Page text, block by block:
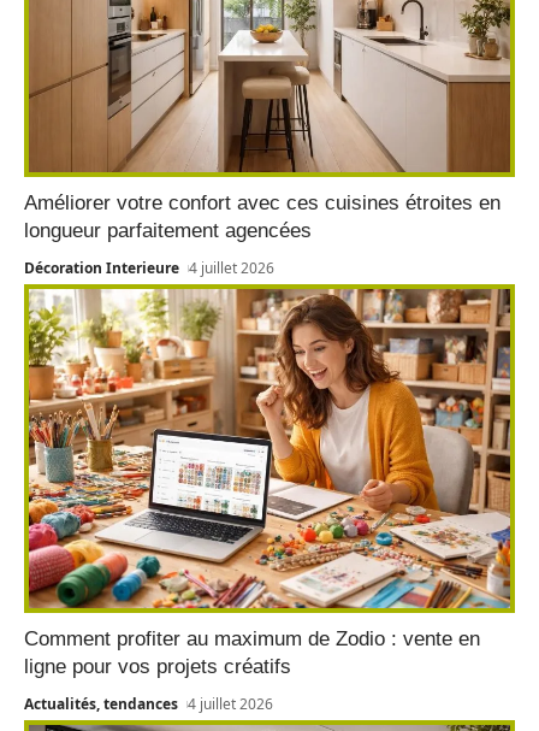
Améliorer votre confort avec ces cuisines étroites en
longueur parfaitement agencées
Décoration Interieure 4 juillet 2026
Comment profiter au maximum de Zodio : vente en
ligne pour vos projets créatifs
Actualités, tendances 4 juillet 2026